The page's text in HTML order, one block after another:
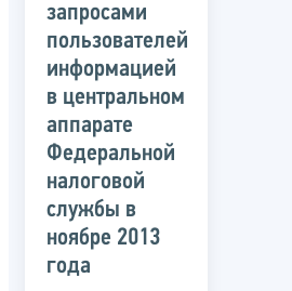
запросами
пользователей
информацией
в центральном
аппарате
Федеральной
налоговой
службы в
ноябре 2013
года